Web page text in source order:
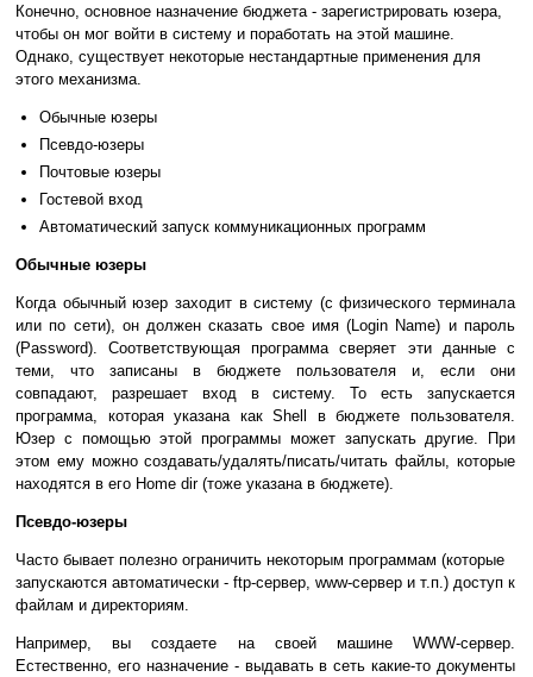
Конечно, основное назначение бюджета - зарегистрировать юзера,
чтобы он мог войти в систему и поработать на этой машине.
Однако, существует некоторые нестандартные применения для
этого механизма.
Обычные юзеры
Псевдо-юзеры
Почтовые юзеры
Гостевой вход
Автоматический запуск коммуникационных программ
Обычные юзеры
Когда обычный юзер заходит в систему (с физического терминала
или по сети), он должен сказать свое имя (Login Name) и пароль
(Password). Соответствующая программа сверяет эти данные с
теми, что записаны в бюджете пользователя и, если они
совпадают, разрешает вход в систему. То есть запускается
программа, которая указана как Shell в бюджете пользователя.
Юзер с помощью этой программы может запускать другие. При
этом ему можно создавать/удалять/писать/читать файлы, которые
находятся в его Home dir (тоже указана в бюджете).
Псевдо-юзеры
Часто бывает полезно ограничить некоторым программам (которые
запускаются автоматически - ftp-сервер, www-сервер и т.п.) доступ к
файлам и директориям.
Например, вы создаете на своей машине WWW-сервер.
Естественно, его назначение - выдавать в сеть какие-то документы